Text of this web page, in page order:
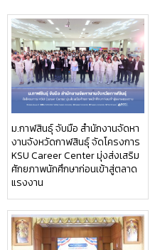
ม.กาฬสินธุ์ จับมือ สำนักงานจัดหา
งานจังหวัดกาฬสินธุ์ จัดโครงการ
KSU Career Center มุ่งส่งเสริม
ศักยภาพนักศึกษาก่อนเข้าสู่ตลาด
แรงงาน